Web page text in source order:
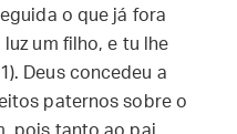
o que já fora
luz um filho, e tu lhe
Deus concedeu a
paternos sobre o